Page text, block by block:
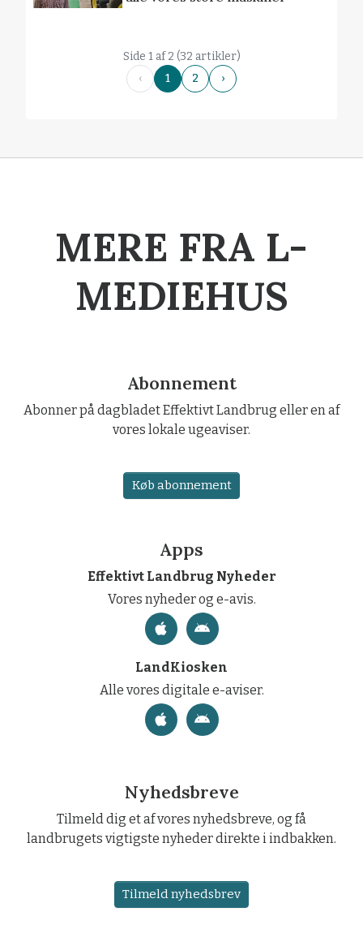
Side 1 af 2 (32 artikler)
‹
1 2 ›
MERE FRA L-
MEDIEHUS
Abonnement
Abonner på dagbladet Effektivt Landbrug eller en af
vores lokale ugeaviser.
Køb abonnement
Apps
Effektivt Landbrug Nyheder
Vores nyheder og e-avis.
LandKiosken
Alle vores digitale e-aviser.
Nyhedsbreve
Tilmeld dig et af vores nyhedsbreve, og få
landbrugets vigtigste nyheder direkte i indbakken.
Tilmeld nyhedsbrev